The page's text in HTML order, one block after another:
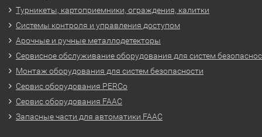
Турникеты, картоприемники, ограждения, калитки
Системы контроля и управления доступом
Арочные и ручные металлодетекторы
Сервисное обслуживание оборудования для систем
Монтаж оборудования для систем безопасности
Сервис оборудования PERCo
Сервис оборудования FAAC
Запасные части для автоматики FAAC